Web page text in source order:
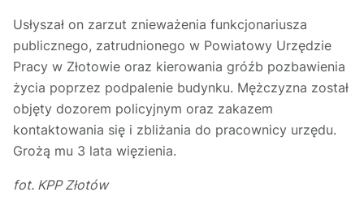
Usłyszał on zarzut znieważenia funkcjonariusza
publicznego, zatrudnionego w Powiatowy Urzędzie
Pracy w Złotowie oraz kierowania gróźb pozbawienia
życia poprzez podpalenie budynku. Mężczyzna został
objęty dozorem policyjnym oraz zakazem
kontaktowania się i zbliżania do pracownicy urzędu.
Grożą mu 3 lata więzienia.
fot. KPP Złotów